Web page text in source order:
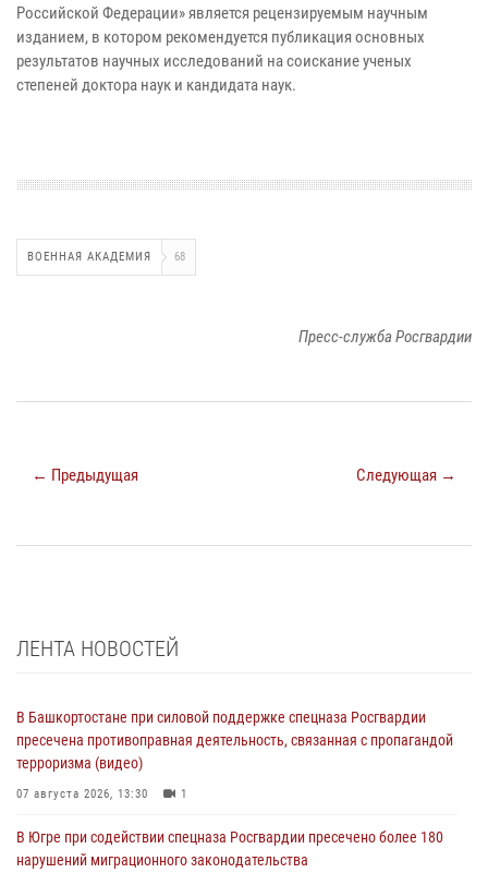
Российской Федерации» является рецензируемым научным
изданием, в котором рекомендуется публикация основных
результатов научных исследований на соискание ученых
степеней доктора наук и кандидата наук.
ВОЕННАЯ АКАДЕМИЯ 68
Пресс-служба Росгвардии
← Предыдущая Следующая →
ЛЕНТА НОВОСТЕЙ
В Башкортостане при силовой поддержке спецназа Росгвардии
пресечена противоправная деятельность, связанная с пропагандой
терроризма (видео)
07 августа 2026, 13:30 1
В Югре при содействии спецназа Росгвардии пресечено более 180
нарушений миграционного законодательства